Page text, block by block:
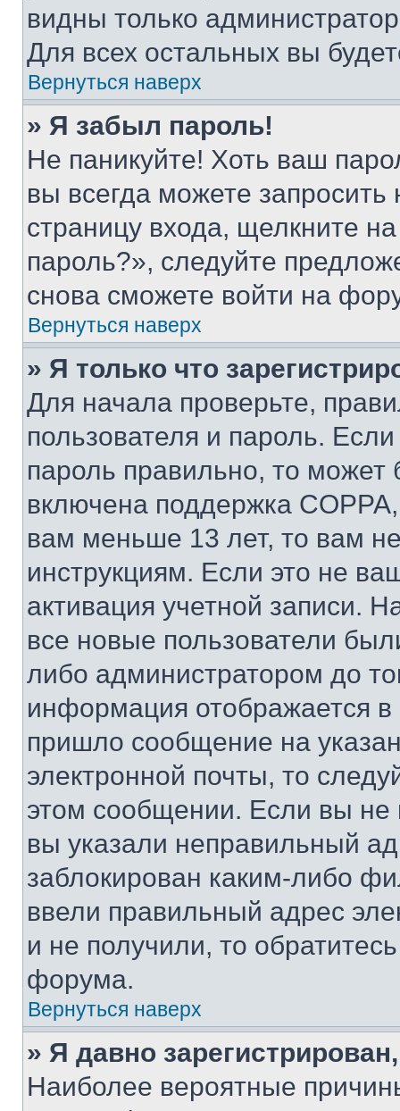
видны только
Для всех остальных вы
Вернуться наверх
» Я забыл пароль!
Не паникуйте! Хоть ваш
вы всегда можете
страницу входа, щелкните
пароль?», следуйте
снова сможете войти на
Вернуться наверх
» Я только что
Для начала проверьте,
пользователя и пароль.
пароль правильно, то может
включена поддержка
вам меньше 13 лет, то вам
инструкциям. Если это не
активация учетной записи.
все новые пользователи
либо администратором до
информация отображается
пришло сообщение на
электронной почты, то
этом сообщении. Если вы
вы указали неправильный
заблокирован каким-либо
ввели правильный адрес
и не получили, то
форума.
Вернуться наверх
» Я давно
Наиболее вероятные